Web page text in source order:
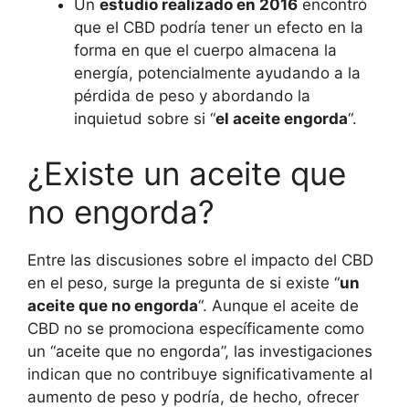
Un estudio realizado en 2016 encontró
que el CBD podría tener un efecto en la
forma en que el cuerpo almacena la
energía, potencialmente ayudando a la
pérdida de peso y abordando la
inquietud sobre si “el aceite engorda“.
¿Existe un aceite que
no engorda?
Entre las discusiones sobre el impacto del CBD
en el peso, surge la pregunta de si existe “un
aceite que no engorda“. Aunque el aceite de
CBD no se promociona específicamente como
un “aceite que no engorda”, las investigaciones
indican que no contribuye significativamente al
aumento de peso y podría, de hecho, ofrecer